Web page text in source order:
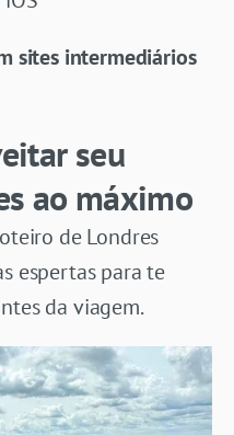
sites intermediários
seu
ao máximo
de Londres
espertas para te
da viagem.